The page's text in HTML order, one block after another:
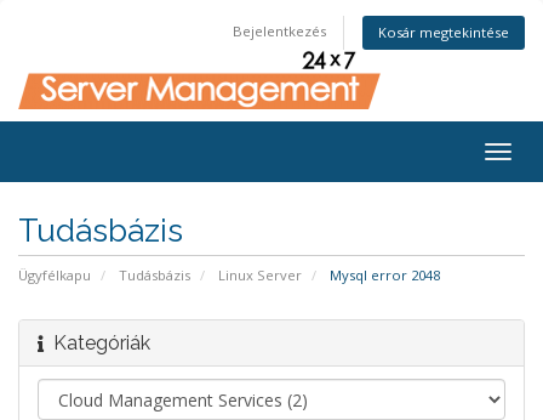
Bejelentkezés Kosár megtekintése
Tudásbázis
Ügyfélkapu Tudásbázis Linux Server Mysql error 2048
Kategóriák